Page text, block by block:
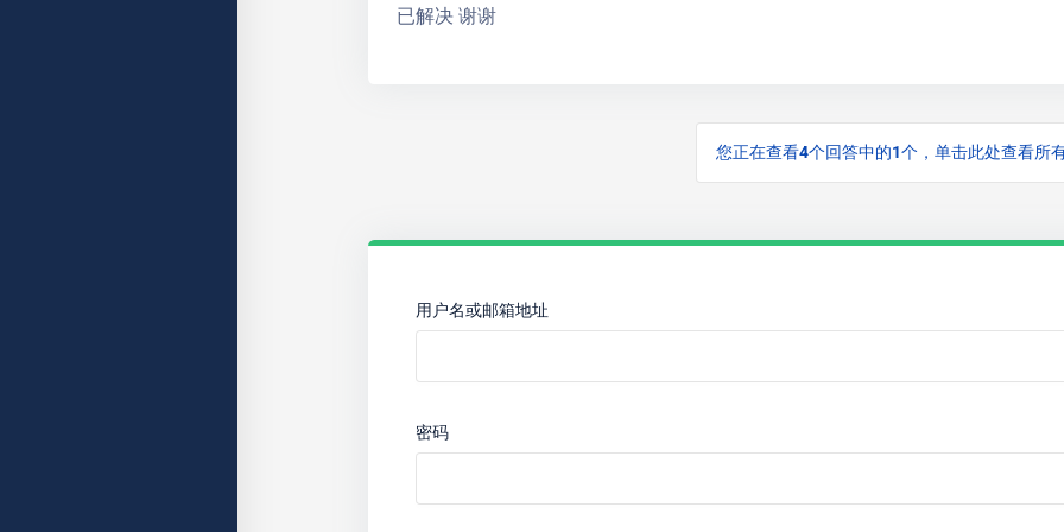
已解决 谢谢
您正在查看4个回答中的1个，单击此处查看所
用户名或邮箱地址
密码